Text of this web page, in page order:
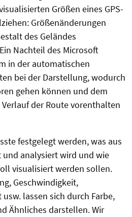
Größen eines GPS-
Größenänderungen
des Geländes
Nachteil des Microsoft
in der automatischen
bei der Darstellung, wodurch
gehen können und dem
der Route vorenthalten
festgelegt werden, was aus
und analysiert wird und wie
visualisiert werden sollen.
Geschwindigkeit,
lassen sich durch Farbe,
Ähnliches darstellen. Wir